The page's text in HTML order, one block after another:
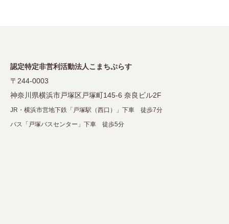
ン
認定特定非営利活動法人こまちぷらす
〒244-0003
神奈川県横浜市戸塚区戸塚町145-6 奈良ビル2F
JR・横浜市営地下鉄「戸塚駅（西口）」下車 徒歩7分
バス「戸塚バスセンター」下車 徒歩5分